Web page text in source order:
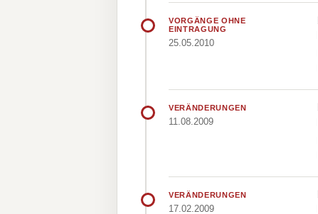
VORGÄNGE OHNE
EINTRAGUNG
25.05.2010
VERÄNDERUNGEN
11.08.2009
VERÄNDERUNGEN
17.02.2009